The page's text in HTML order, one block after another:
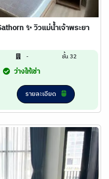
✨ วิวแม่น้ำเจ้าพระยา
- ชั้น 32
ว่างให้เช่า
รายละเอียด